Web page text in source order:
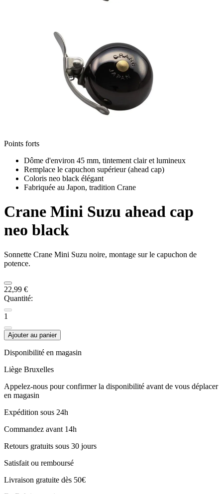
Points forts
Dôme d'environ 45 mm, tintement clair et lumineux
Remplace le capuchon supérieur (ahead cap)
Coloris neo black élégant
Fabriquée au Japon, tradition Crane
Crane Mini Suzu ahead cap
neo black
Sonnette Crane Mini Suzu noire, montage sur le capuchon de
potence.
22,99 €
Quantité:
1
Ajouter au panier
Disponibilité en magasin
Liège Bruxelles
Appelez-nous pour confirmer la disponibilité avant de vous déplacer
en magasin
Expédition sous 24h
Commandez avant 14h
Retours gratuits sous 30 jours
Satisfait ou remboursé
Livraison gratuite dès 50€